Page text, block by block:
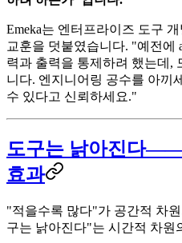
Emeka는 엔터프라이즈 도구
교훈을 덧붙였습니다. "예전에
력과 출력을 통제하려 했는데
니다. 엔지니어링 공수를 아끼
수 있다고 신뢰하세요."
도구는 낡아진다——
효과
"적을수록 많다"가 공간적 차
구는 낡아진다"는 시간적 차원